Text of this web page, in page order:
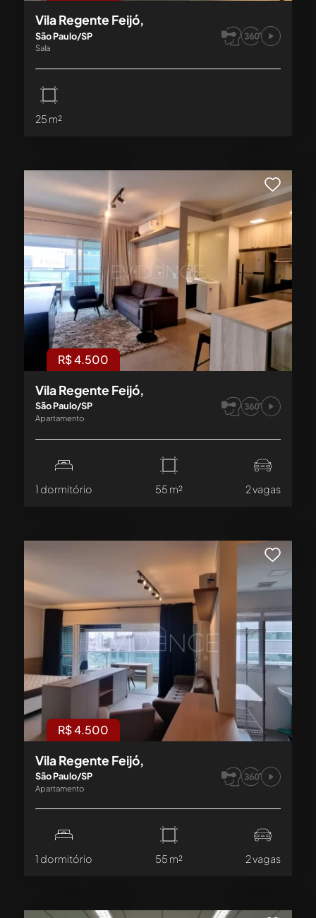
Vila Regente Feijó,
São Paulo/SP
Sala
25 m²
R$ 4.500
Vila Regente Feijó,
São Paulo/SP
Apartamento
1 dormitório 55 m² 2 vagas
R$ 4.500
Vila Regente Feijó,
São Paulo/SP
Apartamento
1 dormitório 55 m² 2 vagas